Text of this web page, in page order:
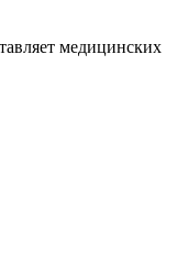
медицинских